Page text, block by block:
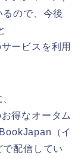
ので、今後
ービスを利用
得なオータム
（イ
配信してい